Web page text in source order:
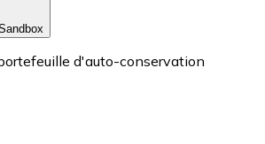
d'auto-conservation